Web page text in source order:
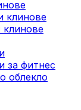
клинове
за фитнес
облекло